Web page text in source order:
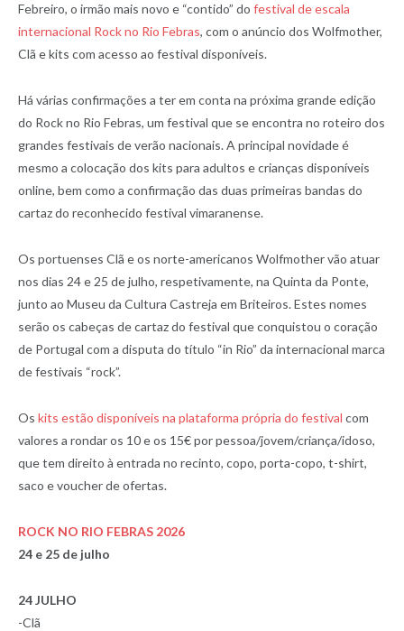
Febreiro, o irmão mais novo e “contido” do festival de escala
internacional Rock no Rio Febras, com o anúncio dos Wolfmother,
Clã e kits com acesso ao festival disponíveis.
Há várias confirmações a ter em conta na próxima grande edição
do Rock no Rio Febras, um festival que se encontra no roteiro dos
grandes festivais de verão nacionais. A principal novidade é
mesmo a colocação dos kits para adultos e crianças disponíveis
online, bem como a confirmação das duas primeiras bandas do
cartaz do reconhecido festival vimaranense.
Os portuenses Clã e os norte-americanos Wolfmother vão atuar
nos dias 24 e 25 de julho, respetivamente, na Quinta da Ponte,
junto ao Museu da Cultura Castreja em Briteiros. Estes nomes
serão os cabeças de cartaz do festival que conquistou o coração
de Portugal com a disputa do título “in Rio” da internacional marca
de festivais “rock”.
Os kits estão disponíveis na plataforma própria do festival com
valores a rondar os 10 e os 15€ por pessoa/jovem/criança/idoso,
que tem direito à entrada no recinto, copo, porta-copo, t-shirt,
saco e voucher de ofertas.
ROCK NO RIO FEBRAS 2026
24 e 25 de julho
24 JULHO
-Clã